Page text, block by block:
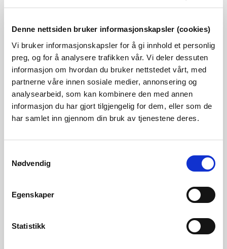
Denne nettsiden bruker informasjonskapsler (cookies)
Vi bruker informasjonskapsler for å gi innhold et personlig
preg, og for å analysere trafikken vår. Vi deler dessuten
informasjon om hvordan du bruker nettstedet vårt, med
partnerne våre innen sosiale medier, annonsering og
analysearbeid, som kan kombinere den med annen
informasjon du har gjort tilgjengelig for dem, eller som de
har samlet inn gjennom din bruk av tjenestene deres.
Nødvendig
Egenskaper
Statistikk
Tlf. (+47) 22 95 95 95
Telefontider:
09:00-10:30 og 11:30-14:00
RME
E-post:rme@nve.no
Fax: 22 95 90 00
Besøks- og postadresse
0310, Oslo